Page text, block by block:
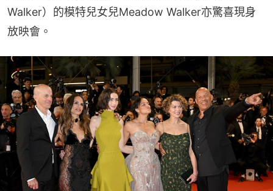
Walker）的模特兒女兒Meadow Walker亦驚喜現身
放映會。